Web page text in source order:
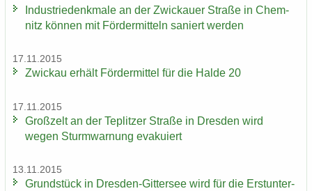
In­dus­trie­denk­ma­le an der Zwi­ckau­er Stra­ße in Chem­
nitz kön­nen mit För­der­mit­teln sa­niert wer­den
17.11.2015
Zwi­ckau er­hält För­der­mit­tel für die Halde 20
17.11.2015
Groß­zelt an der Te­plit­zer Stra­ße in Dres­den wird
wegen Sturm­war­nung eva­ku­iert
13.11.2015
Grund­stück in Dresden-​Gittersee wird für die Erst­un­ter­